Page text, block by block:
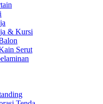
& Kursi
Serut